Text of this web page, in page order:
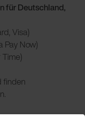
für Deutschland,
Visa)
Pay Now)
finden